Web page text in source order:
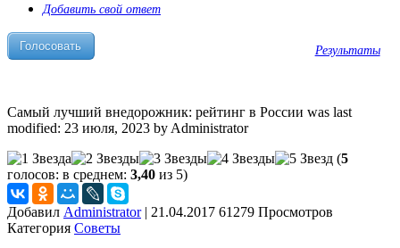
Добавить свой ответ
Результаты
Самый лучший внедорожник: рейтинг в России was last
modified: 23 июля, 2023 by Administrator
(5
голосов: в среднем: 3,40 из 5)
Добавил Administrator | 21.04.2017 61279 Просмотров
Категория Советы